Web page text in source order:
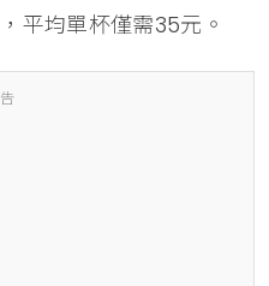
平均單杯僅需35元。